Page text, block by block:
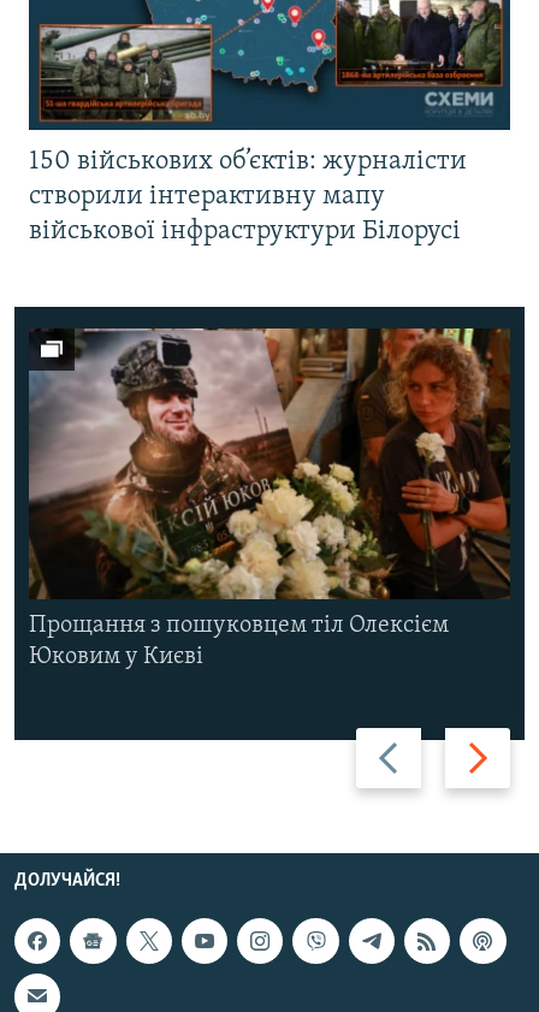
150 військових об’єктів: журналісти
створили інтерактивну мапу
військової інфраструктури Білорусі
Назад Вперед
Прощання з пошуковцем тіл Олексієм
Юковим у Києві
ДОЛУЧАЙСЯ!